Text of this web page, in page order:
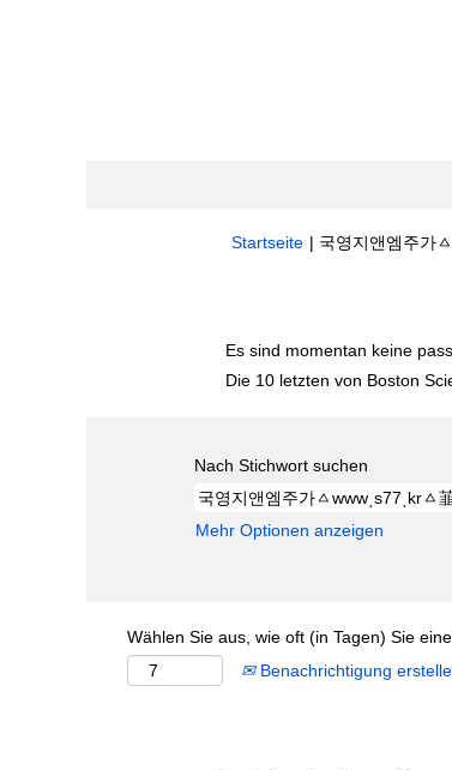
Startseite | 국영지앤엠주가
Es sind momentan keine
Die 10 letzten von Boston
Nach Stichwort suchen
Mehr Optionen anzeigen
Wählen Sie aus, wie oft (in Tagen) Sie
Benachrichtigung